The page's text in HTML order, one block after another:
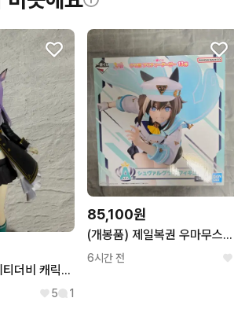
우마무스메 프리티더비 캐릭터 피규어
5 1
85,100원
(개봉품) 제일복권 우마무스메 13탄 A,B상 피규어 + 하위상 9 (미개봉)
6시간 전